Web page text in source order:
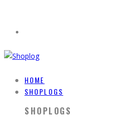
HOME
SHOPLOGS
SHOPLOGS